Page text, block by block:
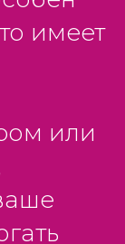
имеет
или